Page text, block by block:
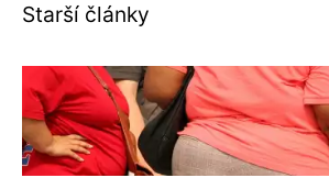
Starší články